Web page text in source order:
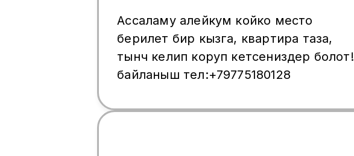
Ассаламу алейкум койко место
берилет бир кызга, квартира таза,
тынч келип коруп кетсениздер болот!
байланыш тел:+79775180128